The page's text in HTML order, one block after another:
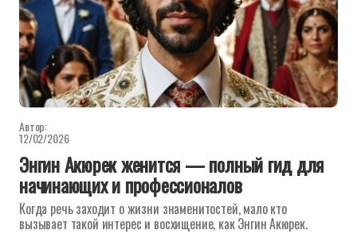
Автор:
12/02/2026
Энгин Акюрек женится — полный гид для
начинающих и профессионалов
Когда речь заходит о жизни знаменитостей, мало кто
вызывает такой интерес и восхищение, как Энгин Акюрек.